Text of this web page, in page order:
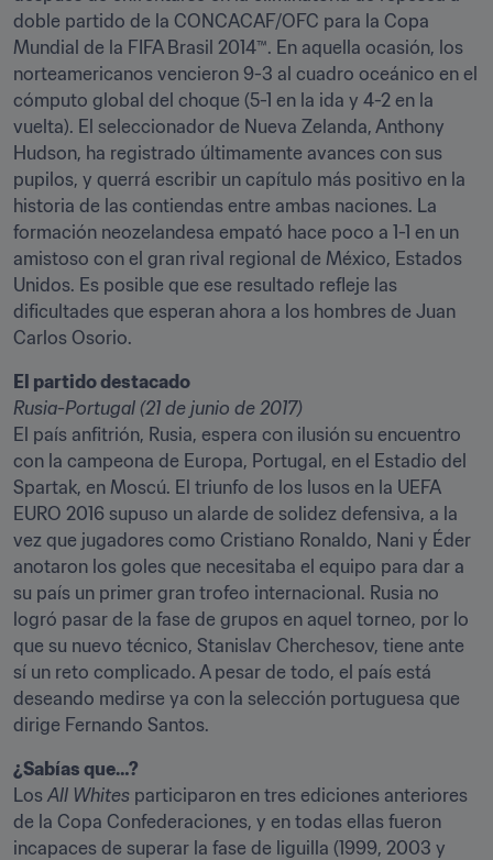
doble partido de la CONCACAF/OFC para la Copa
Mundial de la FIFA Brasil 2014™. En aquella ocasión, los
norteamericanos vencieron 9-3 al cuadro oceánico en el
cómputo global del choque (5-1 en la ida y 4-2 en la
vuelta). El seleccionador de Nueva Zelanda, Anthony
Hudson, ha registrado últimamente avances con sus
pupilos, y querrá escribir un capítulo más positivo en la
historia de las contiendas entre ambas naciones. La
formación neozelandesa empató hace poco a 1-1 en un
amistoso con el gran rival regional de México, Estados
Unidos. Es posible que ese resultado refleje las
dificultades que esperan ahora a los hombres de Juan
Carlos Osorio.
El país anfitrión, Rusia, espera con ilusión su encuentro
con la campeona de Europa, Portugal, en el Estadio del
Spartak, en Moscú. El triunfo de los lusos en la UEFA
EURO 2016 supuso un alarde de solidez defensiva, a la
vez que jugadores como Cristiano Ronaldo, Nani y Éder
anotaron los goles que necesitaba el equipo para dar a
su país un primer gran trofeo internacional. Rusia no
logró pasar de la fase de grupos en aquel torneo, por lo
que su nuevo técnico, Stanislav Cherchesov, tiene ante
sí un reto complicado. A pesar de todo, el país está
deseando medirse ya con la selección portuguesa que
dirige Fernando Santos.
Los All Whites participaron en tres ediciones anteriores
de la Copa Confederaciones, y en todas ellas fueron
incapaces de superar la fase de liguilla (1999, 2003 y